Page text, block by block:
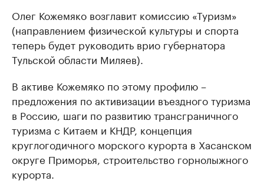
Олег Кожемяко возглавит комиссию «Туризм»
(направлением физической культуры и спорта
теперь будет руководить врио губернатора
Тульской области Миляев).
В активе Кожемяко по этому профилю –
предложения по активизации въездного туризма
в Россию, шаги по развитию трансграничного
туризма с Китаем и КНДР, концепция
круглогодичного морского курорта в Хасанском
округе Приморья, строительство горнолыжного
курорта.